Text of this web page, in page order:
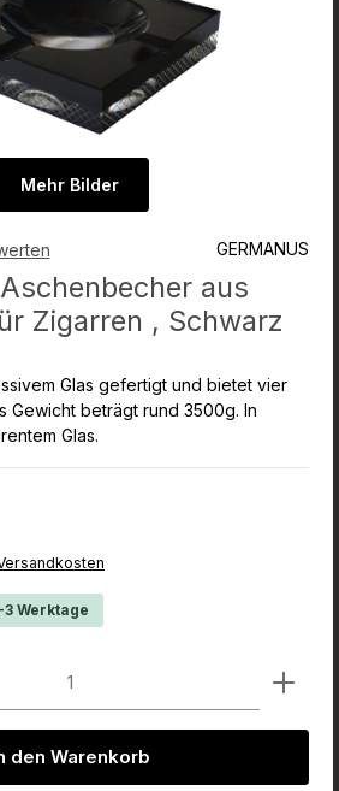
Mehr Bilder
von 0 von 5 Sternen
GERMANUS
aus
Zigarren , Schwarz
Glas gefertigt und bietet vier
Gewicht beträgt rund 3500g. In
Glas.
Werktage
Gib den gewünschten Wert ein
den Warenkorb